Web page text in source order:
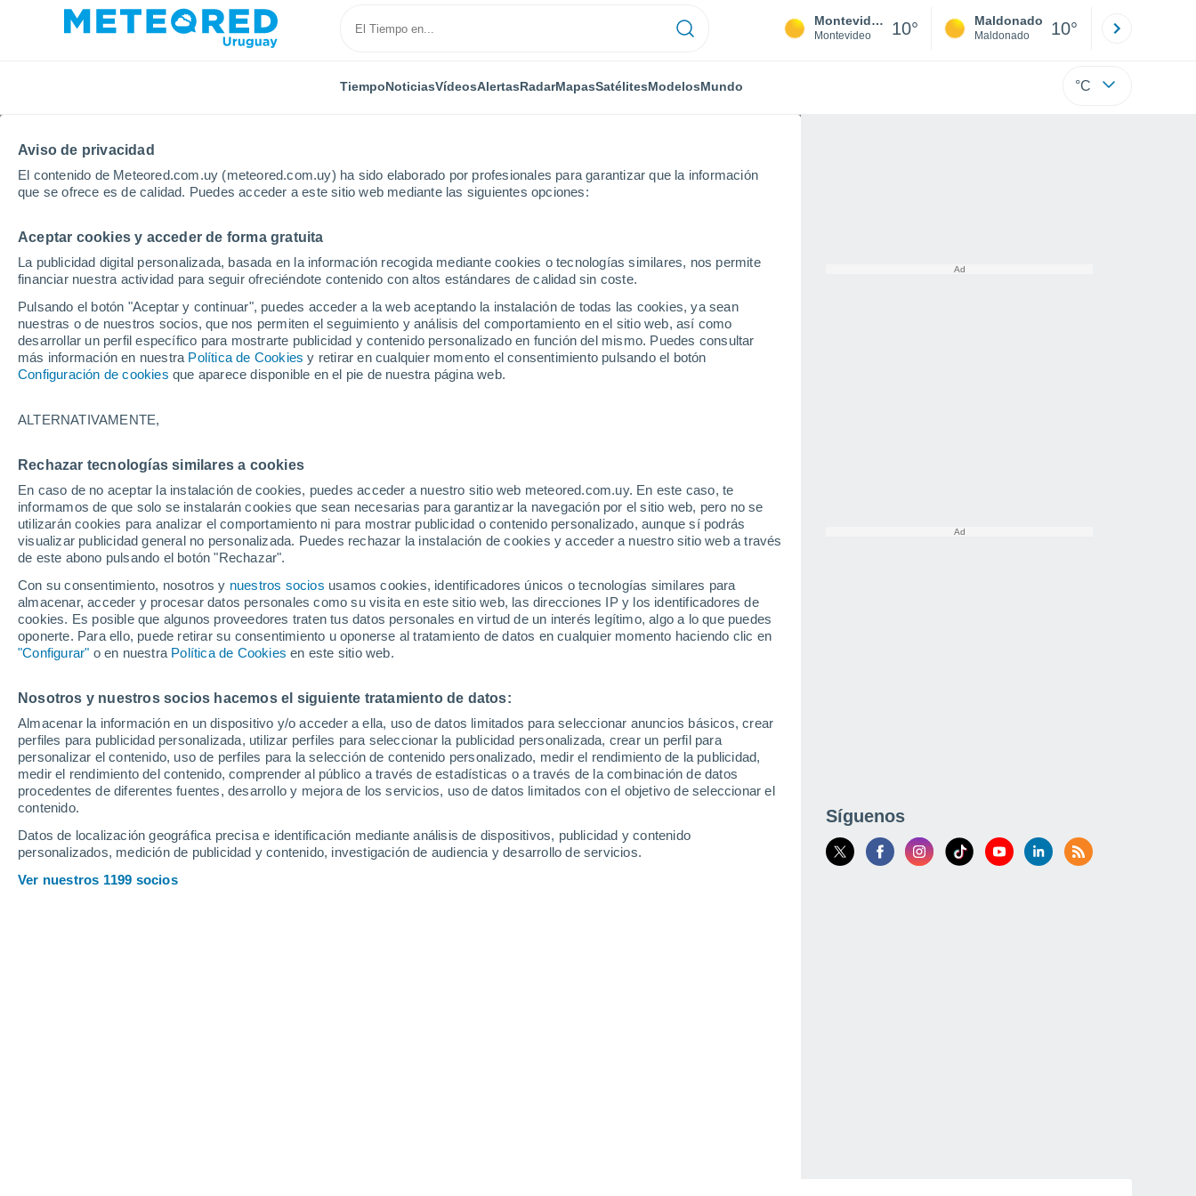
Aviso de privacidad
El contenido de Meteored.com.uy (meteored.com.uy) ha sido elaborado por profesionales para garantizar que la información
que se ofrece es de calidad. Puedes acceder a este sitio web mediante las siguientes opciones:
Aceptar cookies y acceder de forma gratuita
La publicidad digital personalizada, basada en la información recogida mediante cookies o tecnologías similares, nos permite
financiar nuestra actividad para seguir ofreciéndote contenido con altos estándares de calidad sin coste.
Pulsando el botón "Aceptar y continuar", puedes acceder a la web aceptando la instalación de todas las cookies, ya sean
nuestras o de nuestros socios, que nos permiten el seguimiento y análisis del comportamiento en el sitio web, así como
desarrollar un perfil específico para mostrarte publicidad y contenido personalizado en función del mismo. Puedes consultar
más información en nuestra Política de Cookies y retirar en cualquier momento el consentimiento pulsando el botón
Configuración de cookies que aparece disponible en el pie de nuestra página web.
ALTERNATIVAMENTE,
Rechazar tecnologías similares a cookies
En caso de no aceptar la instalación de cookies, puedes acceder a nuestro sitio web meteored.com.uy. En este caso, te
informamos de que solo se instalarán cookies que sean necesarias para garantizar la navegación por el sitio web, pero no se
utilizarán cookies para analizar el comportamiento ni para mostrar publicidad o contenido personalizado, aunque sí podrás
visualizar publicidad general no personalizada. Puedes rechazar la instalación de cookies y acceder a nuestro sitio web a través
de este abono pulsando el botón "Rechazar".
Con su consentimiento, nosotros y nuestros socios usamos cookies, identificadores únicos o tecnologías similares para
almacenar, acceder y procesar datos personales como su visita en este sitio web, las direcciones IP y los identificadores de
cookies. Es posible que algunos proveedores traten tus datos personales en virtud de un interés legítimo, algo a lo que puedes
oponerte. Para ello, puede retirar su consentimiento u oponerse al tratamiento de datos en cualquier momento haciendo clic en
"Configurar" o en nuestra Política de Cookies en este sitio web.
Nosotros y nuestros socios hacemos el siguiente tratamiento de datos:
Almacenar la información en un dispositivo y/o acceder a ella, uso de datos limitados para seleccionar anuncios básicos, crear
perfiles para publicidad personalizada, utilizar perfiles para seleccionar la publicidad personalizada, crear un perfil para
personalizar el contenido, uso de perfiles para la selección de contenido personalizado, medir el rendimiento de la publicidad,
medir el rendimiento del contenido, comprender al público a través de estadísticas o a través de la combinación de datos
procedentes de diferentes fuentes, desarrollo y mejora de los servicios, uso de datos limitados con el objetivo de seleccionar el
contenido.
Datos de localización geográfica precisa e identificación mediante análisis de dispositivos, publicidad y contenido
personalizados, medición de publicidad y contenido, investigación de audiencia y desarrollo de servicios.
Ver nuestros 1199 socios
Montevideo
Montevideo 10° Maldonado
Maldonado 10°
TiempoNoticiasVídeosAlertasRadarMapasSatélitesModelosMundo °C
Inicio Ecuador Azuay
Tiempo en Azuay
Hoy, 7 agosto Todo el día Símbolo
32°
Santa Isabel
22°
Gualaceo
Síguenos